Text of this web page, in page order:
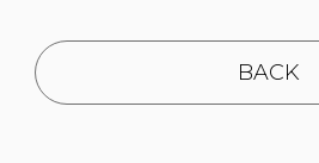
BACK